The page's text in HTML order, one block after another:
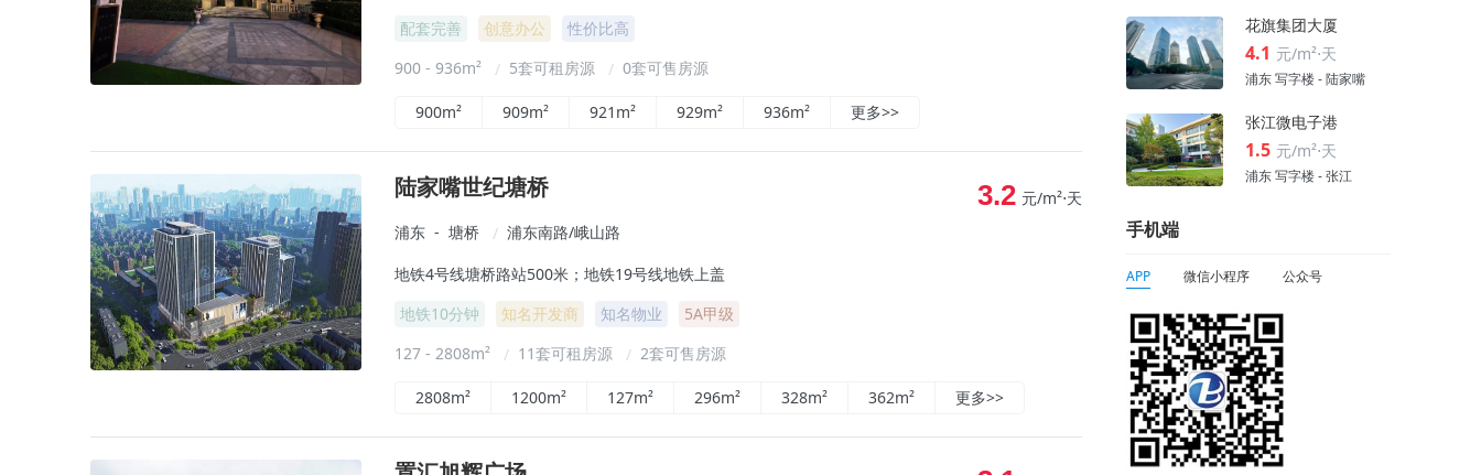
配套完善
创意办公
性价比高
900 - 936m²
/ 5套可租房源 / 0套可售房源
900m² 909m² 921m² 929m² 936m² 更多>>
陆家嘴世纪塘桥
浦东 - 塘桥 / 浦东南路/峨山路
地铁4号线塘桥路站500米；地铁19号线地铁上盖
地铁10分钟
知名开发商 知名物业
5A甲级
127 - 2808m²
/ 11套可租房源 / 2套可售房源
3.2 元/m²⋅天
2808m² 1200m² 127m² 296m² 328m² 362m² 更多>>
花旗集团大厦
4.1 元/m²⋅天
浦东 写字楼 - 陆家嘴
张江微电子港
1.5 元/m²⋅天
浦东 写字楼 - 张江
手机端
APP 微信小程序 公众号